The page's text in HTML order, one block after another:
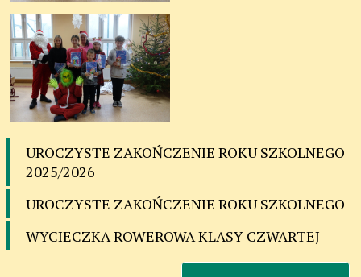
UROCZYSTE ZAKOŃCZENIE ROKU SZKOLNEGO
2025/2026
UROCZYSTE ZAKOŃCZENIE ROKU SZKOLNEGO
WYCIECZKA ROWEROWA KLASY CZWARTEJ